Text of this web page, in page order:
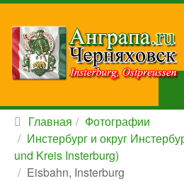
Главная
Фотографии
Инстербург и округ
und Kreis Insterburg)
Eisbahn, Insterburg